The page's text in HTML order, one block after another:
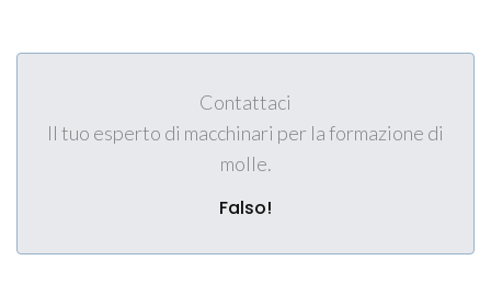
Contattaci
Il tuo esperto di macchinari per la formazione di
molle.
Falso!